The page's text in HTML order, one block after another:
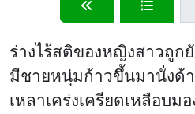
ร่างไร้สติของหญิงสาวถูก
มีชายหนุ่มก้าวขึ้นมานั่งด้
เหลาเคร่งเครียดเหลือบม